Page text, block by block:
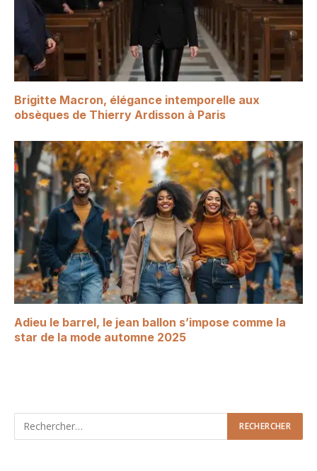
Brigitte Macron, élégance intemporelle aux
obsèques de Thierry Ardisson à Paris
Adieu le barrel, le jean ballon s’impose comme la
star de la mode automne 2025